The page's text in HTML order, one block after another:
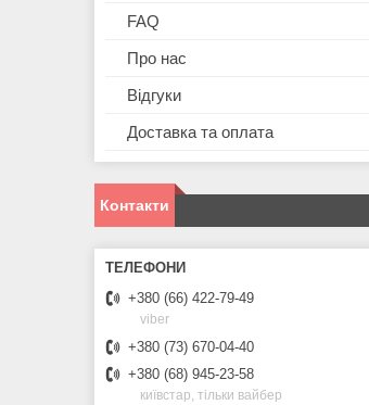
FAQ
Про нас
Відгуки
Доставка та оплата
Контакти
+380 (66) 422-79-49
viber
+380 (73) 670-04-40
+380 (68) 945-23-58
київстар, тільки вайбер